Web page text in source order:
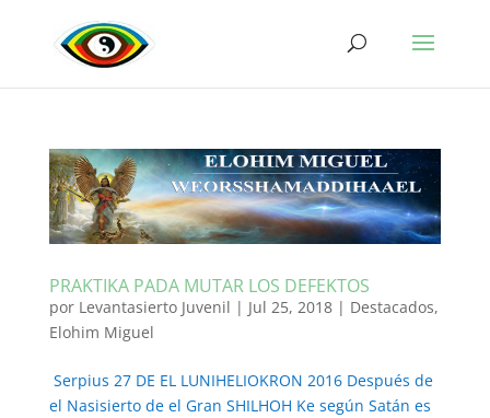
PRAKTIKA PADA MUTAR LOS DEFEKTOS
por Levantasierto Juvenil | Jul 25, 2018| Destacados,
Elohim Miguel
Serpius 27 DE EL LUNIHELIOKRON 2016 Después de
el Nasisierto de el Gran SHILHOH Ke según Satán es